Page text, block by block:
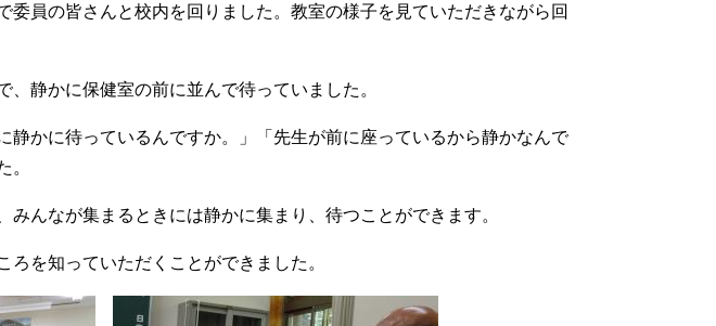
委員の皆さんと校内を回りました。教室の様子を見ていただきながら回
、静かに保健室の前に並んで待っていました。
静かに待っているんですか。」「先生が前に座っているから静かなんで
。
みんなが集まるときには静かに集まり、待つことができます。
ろを知っていただくことができました。